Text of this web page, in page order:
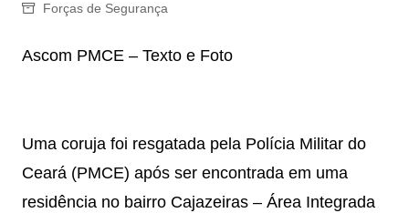
Forças de Segurança
Ascom PMCE – Texto e Foto
Uma coruja foi resgatada pela Polícia Militar do
Ceará (PMCE) após ser encontrada em uma
residência no bairro Cajazeiras – Área Integrada